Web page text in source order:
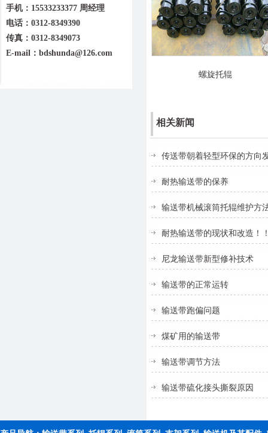
手机：15533233377 周经理
电话：0312-8349390
传真：0312-8349073
E-mail：bdshunda@126.com
螺旋托辊
相关新闻
传送带朝着轻型环保的方向
耐热输送带的保养
输送带机械滚筒托辊维护方
耐热输送带的现状和改造！
尼龙输送带新型修补技术
输送带的正常运转
输送带跑偏问题
煤矿用的输送带
输送带调节方法
输送带硫化接头撕裂原因